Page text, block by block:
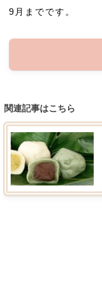
9月までです。
関連記事はこちら